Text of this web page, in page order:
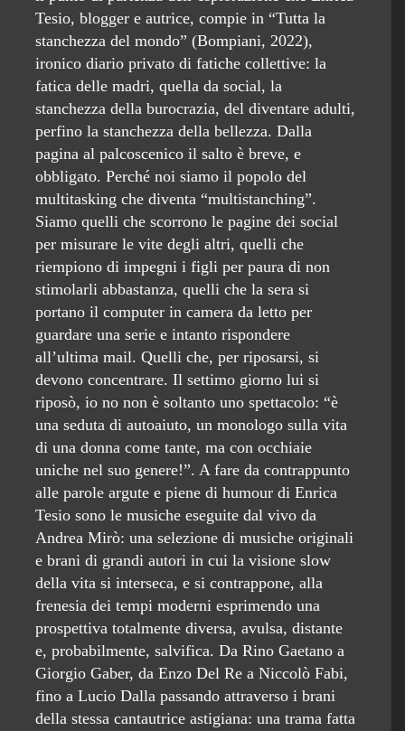
Tesio, blogger e autrice, compie in “Tutta la
stanchezza del mondo” (Bompiani, 2022),
ironico diario privato di fatiche collettive: la
fatica delle madri, quella da social, la
stanchezza della burocrazia, del diventare adulti,
perfino la stanchezza della bellezza. Dalla
pagina al palcoscenico il salto è breve, e
obbligato. Perché noi siamo il popolo del
multitasking che diventa “multistanching”.
Siamo quelli che scorrono le pagine dei social
per misurare le vite degli altri, quelli che
riempiono di impegni i figli per paura di non
stimolarli abbastanza, quelli che la sera si
portano il computer in camera da letto per
guardare una serie e intanto rispondere
all’ultima mail. Quelli che, per riposarsi, si
devono concentrare. Il settimo giorno lui si
riposò, io no non è soltanto uno spettacolo: “è
una seduta di autoaiuto, un monologo sulla vita
di una donna come tante, ma con occhiaie
uniche nel suo genere!”. A fare da contrappunto
alle parole argute e piene di humour di Enrica
Tesio sono le musiche eseguite dal vivo da
Andrea Mirò: una selezione di musiche originali
e brani di grandi autori in cui la visione slow
della vita si interseca, e si contrappone, alla
frenesia dei tempi moderni esprimendo una
prospettiva totalmente diversa, avulsa, distante
e, probabilmente, salvifica. Da Rino Gaetano a
Giorgio Gaber, da Enzo Del Re a Niccolò Fabi,
fino a Lucio Dalla passando attraverso i brani
della stessa cantautrice astigiana: una trama fatta